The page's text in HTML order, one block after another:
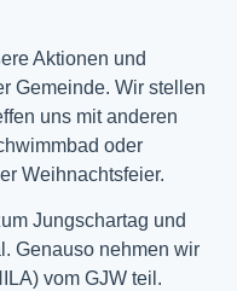
Aktionen und
Gemeinde. Wir stellen
uns mit anderen
oder
Weihnachtsfeier.
Jungschartag und
Genauso nehmen wir
vom GJW teil.